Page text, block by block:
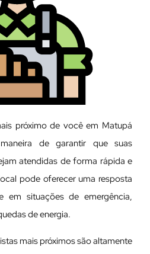
próximo de você em Matupá
de garantir que suas
atendidas de forma rápida e
pode oferecer uma resposta
em situações de emergência,
de energia.
mais próximos são altamente